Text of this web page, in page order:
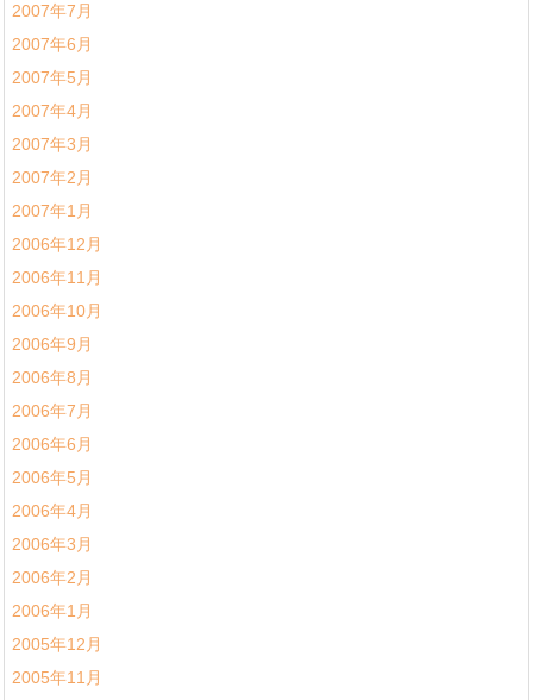
2007年7月
2007年6月
2007年5月
2007年4月
2007年3月
2007年2月
2007年1月
2006年12月
2006年11月
2006年10月
2006年9月
2006年8月
2006年7月
2006年6月
2006年5月
2006年4月
2006年3月
2006年2月
2006年1月
2005年12月
2005年11月